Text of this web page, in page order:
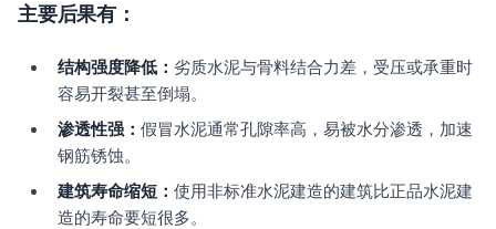
主要后果有：
结构强度降低： 劣质水泥与骨料结合力差，受压或承重时
容易开裂甚至倒塌。
渗透性强： 假冒水泥通常孔隙率高，易被水分渗透，加速
钢筋锈蚀。
建筑寿命缩短： 使用非标准水泥建造的建筑比正品水泥建
造的寿命要短很多。